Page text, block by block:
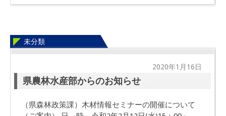
未分類
2020年1月16日
県農林水産部からのお知らせ
（県森林政策課）木材情報セミナーの開催について